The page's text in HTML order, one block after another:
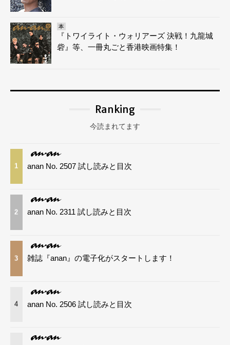
本
『トワイライト・ウォリアーズ 決戦！九龍城
砦』等、一冊丸ごと香港映画特集！
Ranking
今読まれてます
1 anan No. 2507 試し読みと目次
2 anan No. 2311 試し読みと目次
3 雑誌『anan』の電子化がスタートします！
4 anan No. 2506 試し読みと目次